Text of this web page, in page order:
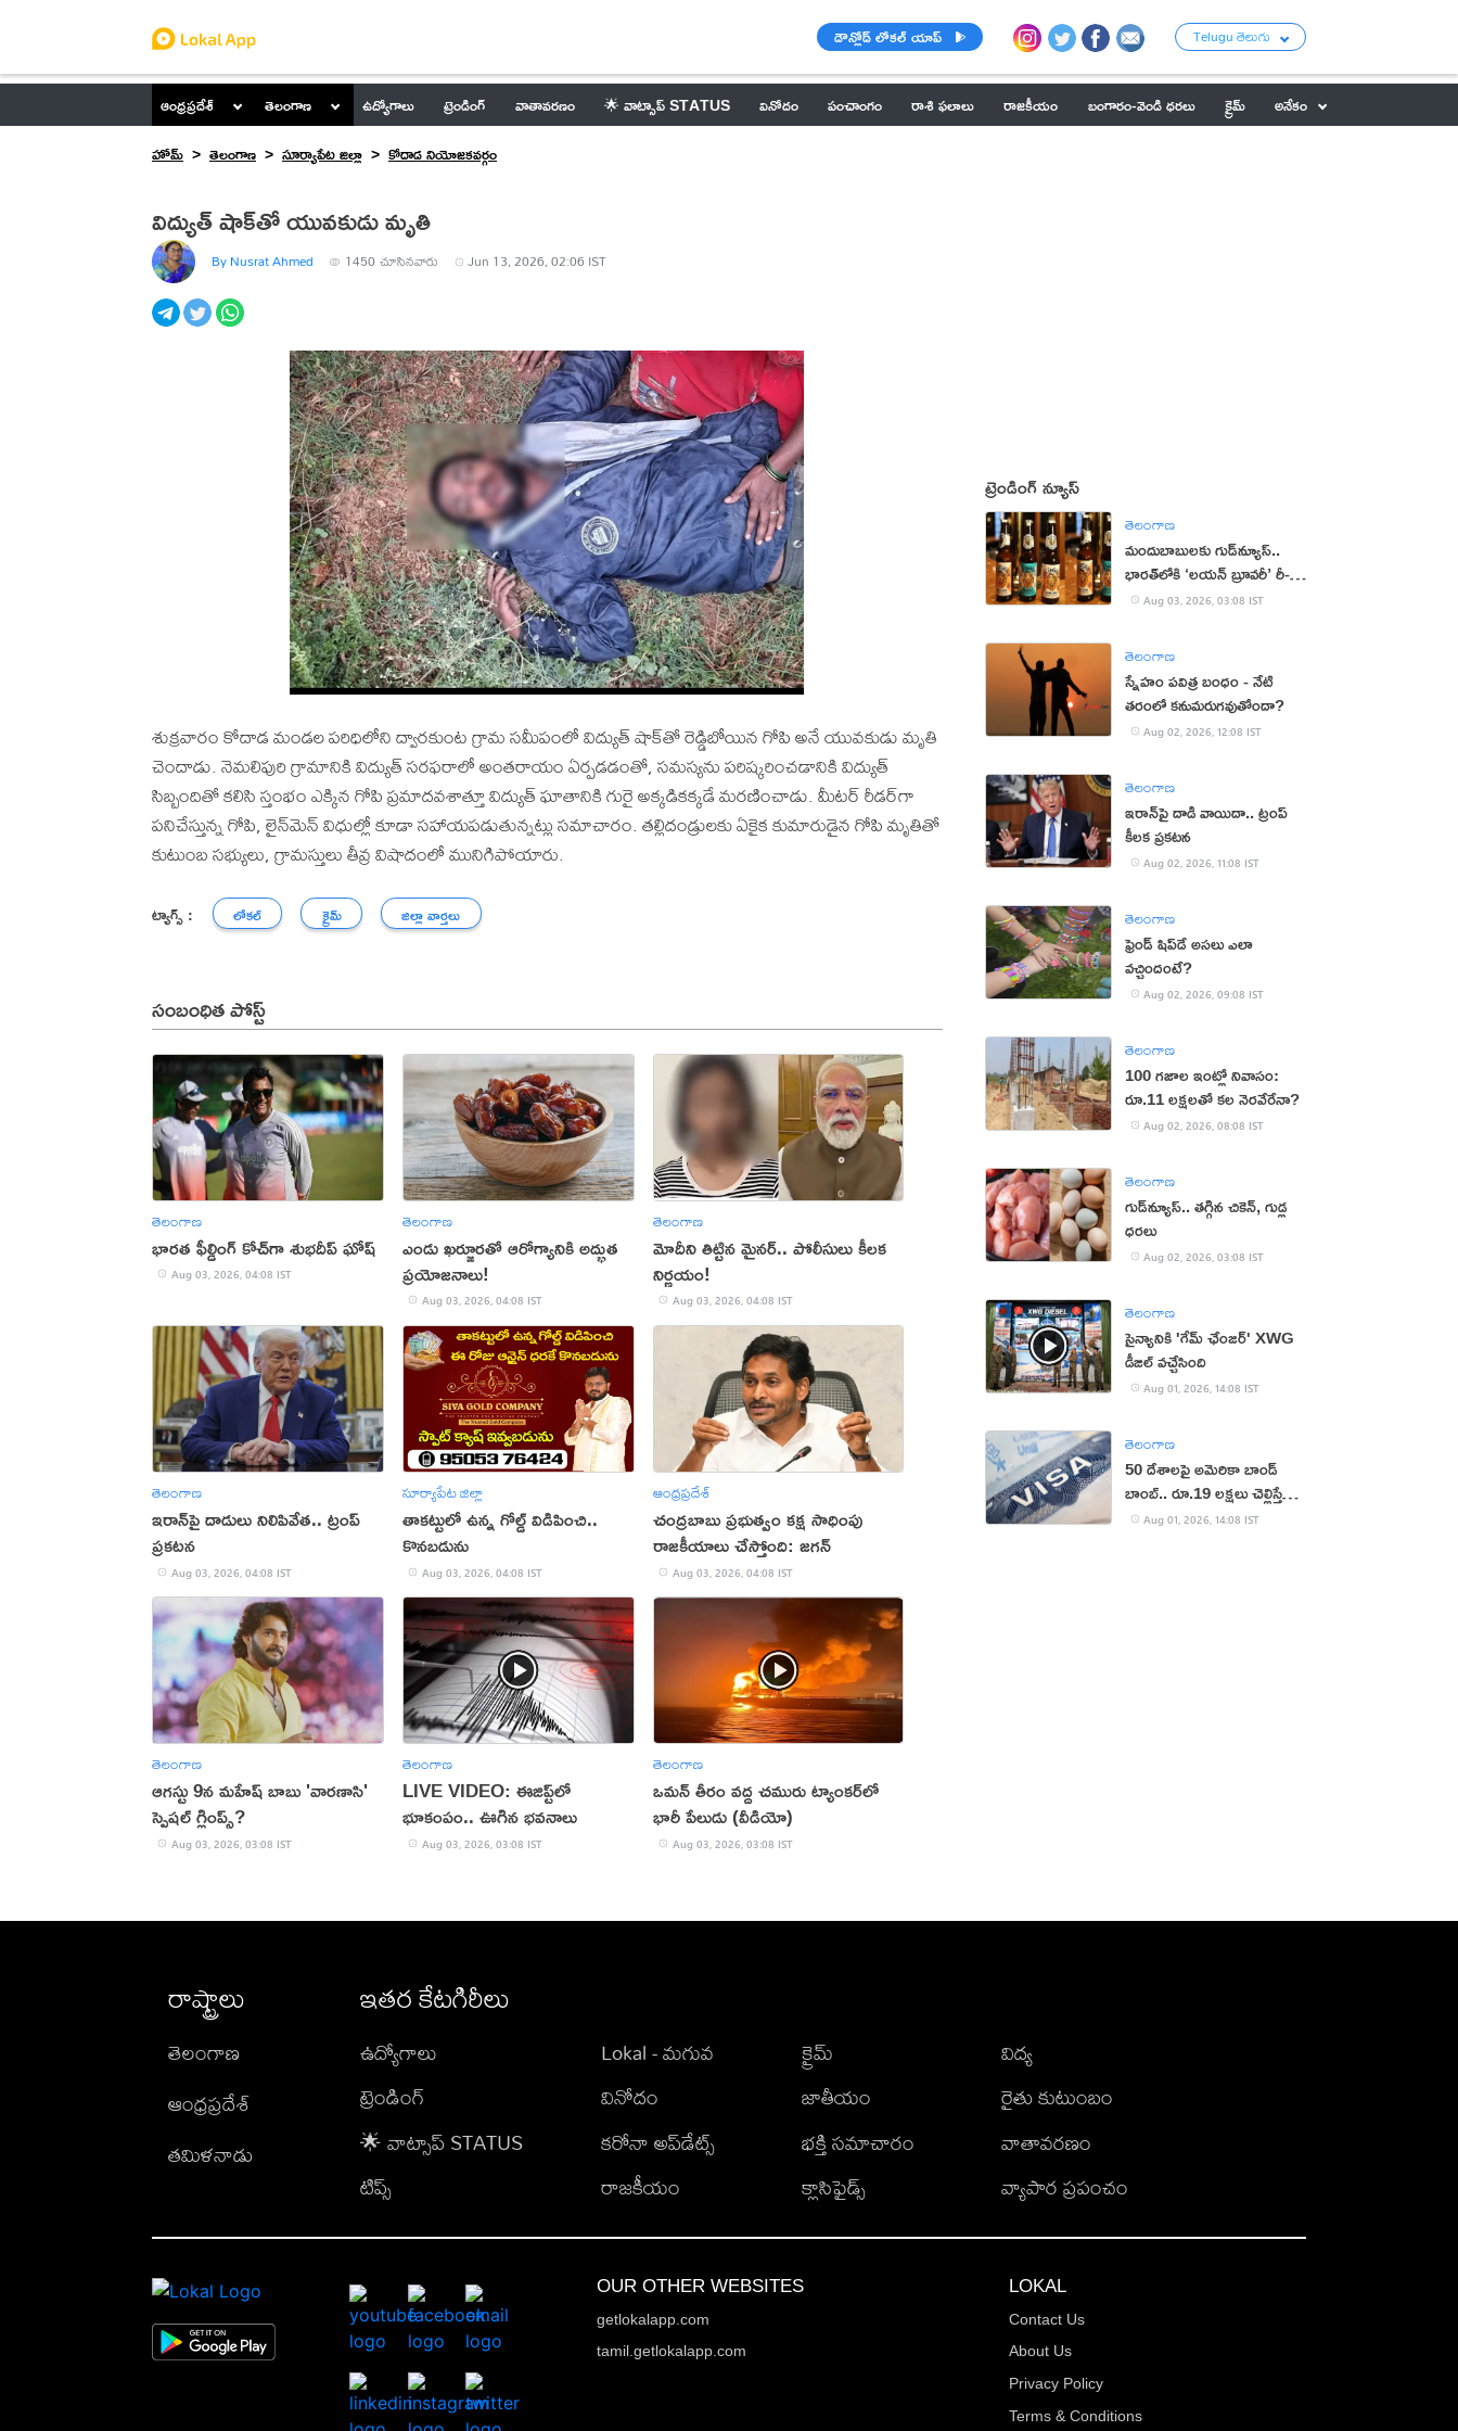
డౌన్లోడ్ లోకల్ యాప్ Telugu తెలుగు
ఆంధ్రప్రదేశ్ తెలంగాణ ఉద్యోగాలు ట్రెండింగ్ వాతావరణం 🌟 వాట్సాప్ STATUS వినోదం పంచాంగం రాశి ఫలాలు రాజకీయం బంగారం-వెండి ధరలు క్రైమ్
అనేకం
హోమ్
తెలంగాణ సూర్యాపేట జిల్లా కోదాడ నియోజకవర్గం
విద్యుత్ షాక్‌తో యువకుడు మృతి
By Nusrat Ahmed 1450 చూసినవారు Jun 13, 2026, 02:06 IST
శుక్రవారం కోదాడ మండల పరిధిలోని ద్వారకుంట గ్రామ సమీపంలో విద్యుత్ షాక్‌తో రెడ్డిబోయిన గోపి అనే యువకుడు మృతి
చెందాడు. నెమలిపురి గ్రామానికి విద్యుత్ సరఫరాలో అంతరాయం ఏర్పడడంతో, సమస్యను పరిష్కరించడానికి విద్యుత్
సిబ్బందితో కలిసి స్తంభం ఎక్కిన గోపి ప్రమాదవశాత్తూ విద్యుత్ ఘాతానికి గురై అక్కడికక్కడే మరణించాడు. మీటర్ రీడర్‌గా
పనిచేస్తున్న గోపి, లైన్‌మెన్ విధుల్లో కూడా సహాయపడుతున్నట్లు సమాచారం. తల్లిదండ్రులకు ఏకైక కుమారుడైన గోపి మృతితో
కుటుంబ సభ్యులు, గ్రామస్తులు తీవ్ర విషాదంలో మునిగిపోయారు.
ట్యాగ్స్ : లోకల్ క్రైమ్ జిల్లా వార్తలు
సంబంధిత పోస్ట్
తెలంగాణ
భారత ఫీల్డింగ్ కోచ్‌గా శుభదీప్‌ ఘోష్‌
Aug 03, 2026, 04:08 IST
తెలంగాణ
ఎండు ఖర్జూరతో ఆరోగ్యానికి అద్భుత
ప్రయోజనాలు!
Aug 03, 2026, 04:08 IST
తెలంగాణ
మోదీని తిట్టిన మైనర్.. పోలీసులు కీలక
నిర్ణయం!
Aug 03, 2026, 04:08 IST
తెలంగాణ
ఇరాన్‌పై దాడులు నిలిపివేత.. ట్రంప్
ప్రకటన
Aug 03, 2026, 04:08 IST
సూర్యాపేట జిల్లా
తాకట్టులో ఉన్న గోల్డ్ విడిపించి..
కొనబడును
Aug 03, 2026, 04:08 IST
ఆంధ్రప్రదేశ్
చంద్రబాబు ప్రభుత్వం కక్ష సాధింపు
రాజకీయాలు చేస్తోంది: జగన్
Aug 03, 2026, 04:08 IST
తెలంగాణ
ఆగస్టు 9న మహేష్ బాబు 'వారణాసి'
స్పెషల్ గ్లింప్స్?
Aug 03, 2026, 03:08 IST
తెలంగాణ
LIVE VIDEO: ఈజిప్ట్‌లో
భూకంపం.. ఊగిన భవనాలు
Aug 03, 2026, 03:08 IST
తెలంగాణ
ఒమన్‌ తీరం వద్ద చమురు ట్యాంకర్‌లో
భారీ పేలుడు (వీడియో)
Aug 03, 2026, 03:08 IST
ట్రెండింగ్ న్యూస్
తెలంగాణ
మందుబాబులకు గుడ్‌న్యూస్..
భారత్‌లోకి ‘లయన్ బ్రూవరీ’ రీ-
ఎంట్రీAug 03, 2026, 03:08 IST
తెలంగాణ
స్నేహం పవిత్ర బంధం - నేటి
తరంలో కనుమరుగవుతోందా?
Aug 02, 2026, 12:08 IST
తెలంగాణ
ఇరాన్‌పై దాడి వాయిదా.. ట్రంప్
కీలక ప్రకటన
Aug 02, 2026, 11:08 IST
తెలంగాణ
ఫ్రెండ్ షిప్‌డే అసలు ఎలా
వచ్చిందంటే?
Aug 02, 2026, 09:08 IST
తెలంగాణ
100 గజాల ఇంట్లో నివాసం:
రూ.11 లక్షలతో కల నెరవేరేనా?
Aug 02, 2026, 08:08 IST
తెలంగాణ
గుడ్‌న్యూస్.. తగ్గిన చికెన్, గుడ్ల
ధరలు
Aug 02, 2026, 03:08 IST
తెలంగాణ
సైన్యానికి 'గేమ్ ఛేంజర్' XWG
డీజిల్ వచ్చేసింది
Aug 01, 2026, 14:08 IST
తెలంగాణ
50 దేశాలపై అమెరికా బాండ్
బాంబ్.. రూ.19 లక్షలు చెల్లిస్తేనే
వీసా!Aug 01, 2026, 14:08 IST
రాష్ట్రాలు
తెలంగాణ
ఆంధ్రప్రదేశ్
తమిళనాడు
ఇతర కేటగిరీలు
ఉద్యోగాలు
ట్రెండింగ్
🌟 వాట్సాప్ STATUS
టిప్స్
Lokal - మగువ
వినోదం
కరోనా అప్‌డేట్స్
రాజకీయం
క్రైమ్
జాతీయం
భక్తి సమాచారం
క్లాసిఫైడ్స్
విద్య
రైతు కుటుంబం
వాతావరణం
వ్యాపార ప్రపంచం
OUR OTHER WEBSITES
getlokalapp.com
tamil.getlokalapp.com
LOKAL
Contact Us
About Us
Privacy Policy
Terms & Conditions